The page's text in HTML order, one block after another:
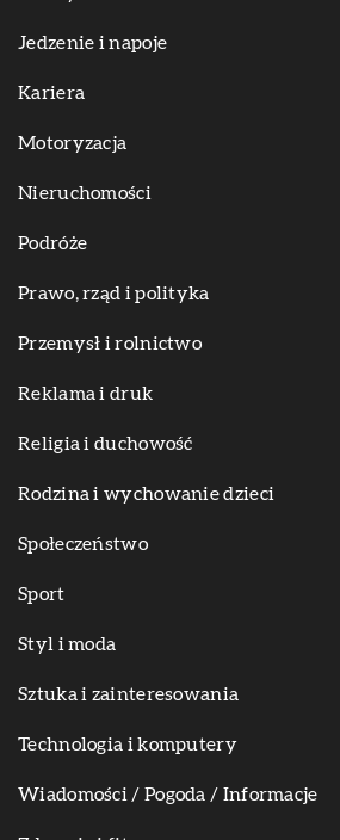
Jedzenie i napoje
Kariera
Motoryzacja
Nieruchomości
Podróże
Prawo, rząd i polityka
Przemysł i rolnictwo
Reklama i druk
Religia i duchowość
Rodzina i wychowanie dzieci
Społeczeństwo
Sport
Styl i moda
Sztuka i zainteresowania
Technologia i komputery
Wiadomości / Pogoda / Informacje